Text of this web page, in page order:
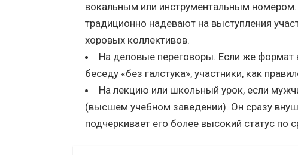
вокальным или инструментальным
традиционно надевают на выступления
хоровых коллективов.
На деловые переговоры. Если же формат
беседу «без галстука», участники, как
На лекцию или школьный урок, если
(высшем учебном заведении). Он сразу
подчеркивает его более высокий статус по